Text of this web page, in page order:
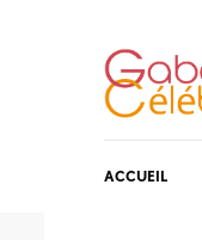
ACCUEIL